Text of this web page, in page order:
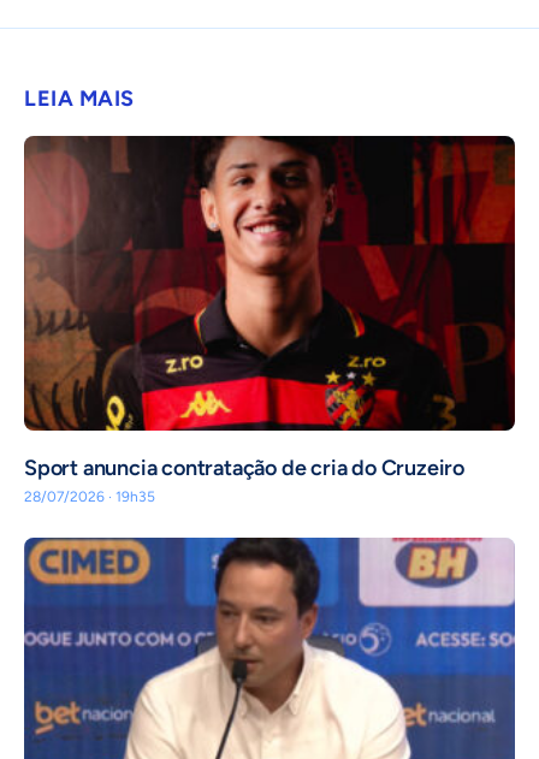
LEIA MAIS
Sport anuncia contratação de cria do Cruzeiro
28/07/2026 · 19h35